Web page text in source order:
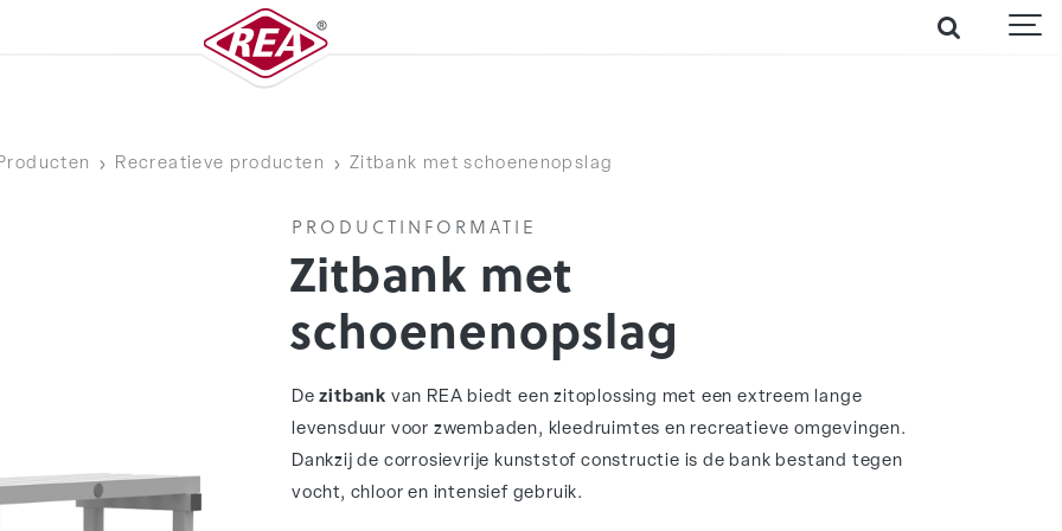
Recreatieve producten Zitbank met schoenenopslag
PRODUCTINFORMATIE
Zitbank met
schoenenopslag
Dezitbank van REA biedt een zitoplossing met een extreem lange
levensduur voor zwembaden, kleedruimtes en recreatieve omgevingen.
Dankzij de corrosievrije kunststof constructie is de bank bestand tegen
vocht, chloor en intensief gebruik.